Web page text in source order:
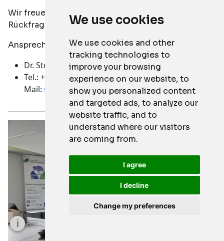
We use cookies
We use cookies and other
tracking technologies to
improve your browsing
experience on our website, to
show you personalized content
and targeted ads, to analyze our
website traffic, and to
understand where our visitors
are coming from.
I agree
I decline
Change my preferences
Wir freuen uns auf Ihr Interesse und stehen für
Rückfragen gerne zur Verfügung.
Ansprechpartner:
Dr. Stefan Bayer
Tel.: +49 9281 409 5128
Mail: stefan.bayer@hof-university.de
i